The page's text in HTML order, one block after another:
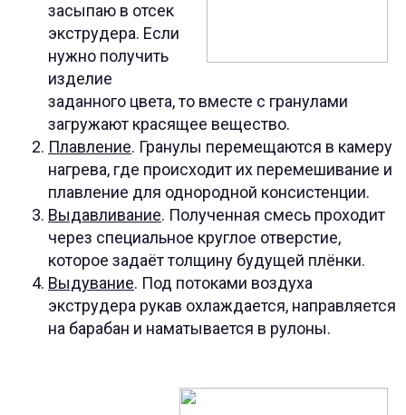
засыпаю в отсек
экструдера. Если
нужно получить
изделие
заданного цвета, то вместе с гранулами
загружают красящее вещество.
Плавление. Гранулы перемещаются в камеру
нагрева, где происходит их перемешивание и
плавление для однородной консистенции.
Выдавливание. Полученная смесь проходит
через специальное круглое отверстие,
которое задаёт толщину будущей плёнки.
Выдувание. Под потоками воздуха
экструдера рукав охлаждается, направляется
на барабан и наматывается в рулоны.